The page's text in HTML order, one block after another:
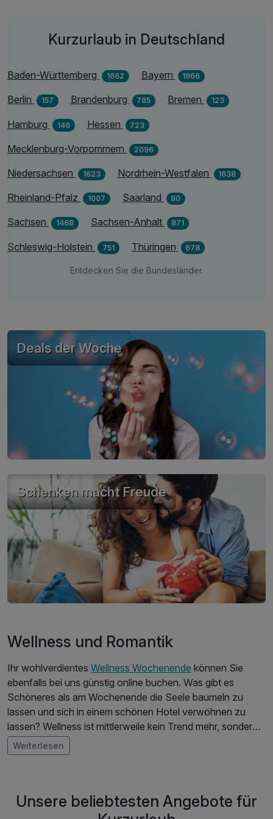
Kurzurlaub in Deutschland
Baden-Württemberg 1662 Bayern 1966
Berlin 157 Brandenburg 785 Bremen 123
Hamburg 146 Hessen 723
Mecklenburg-Vorpommern 2096
Niedersachsen 1623 Nordrhein-Westfalen 1638
Rheinland-Pfalz 1007 Saarland 80
Sachsen 1468 Sachsen-Anhalt 871
Schleswig-Holstein 751 Thüringen 678
Entdecken Sie die Bundesländer.
Deals der Woche
Schenken macht Freude
Wellness und Romantik
Ihr wohlverdientes Wellness Wochenende können Sie
ebenfalls bei uns günstig online buchen. Was gibt es
Schöneres als am Wochenende die Seele baumeln zu
lassen und sich in einem schönen Hotel verwöhnen zu
lassen? Wellness ist mittlerweile kein Trend mehr, sondern
der Lifestyle einer ganzen Nation. Unsere
erwarten Sie mit grandiosen Spa-Landschaften und
Fernöstliche Anwendungen, Medical Spa´s und
Weiterlesen
Unsere beliebtesten Angebote für